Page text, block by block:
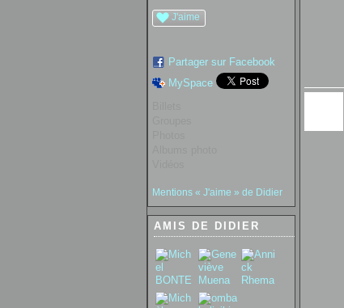
J'aime
Partager sur Facebook
MySpace
Mentions « J'aime » de Didier
AMIS DE DIDIER